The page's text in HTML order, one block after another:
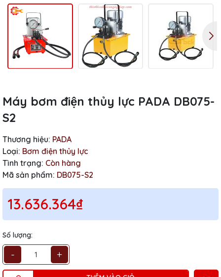
Máy bơm điện thủy lực PADA DB075-
S2
Thương hiệu: PADA
Loại: Bơm điện thủy lực
Tình trạng: Còn hàng
Mã sản phẩm: DB075-S2
13.636.364₫
Số lượng:
- +